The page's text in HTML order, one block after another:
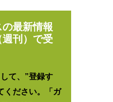
最新情報
刊）で受
て、”登録す
ください。「ガ